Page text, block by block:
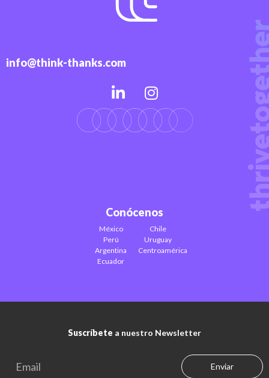
info@think-thanks.com
Conócenos
México
Perú
Argentina
Ecuador
Chile
Uruguay
Centroamérica
Suscríbete a nuestro Newsletter
Enviar